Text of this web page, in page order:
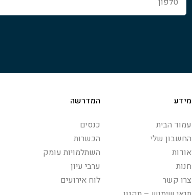
מידע
עמוד הבית
החשבון שלי
אודות
חנות
צרו קשר
המדרשה
כנסים
הכשרות
השתלמויות עומק
ערבי עיון
לוח אירועים